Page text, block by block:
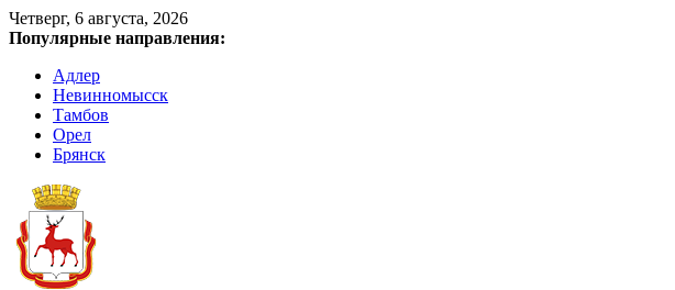
Четверг, 6 августа, 2026
Популярные направления:
Адлер
Невинномысск
Тамбов
Орел
Брянск